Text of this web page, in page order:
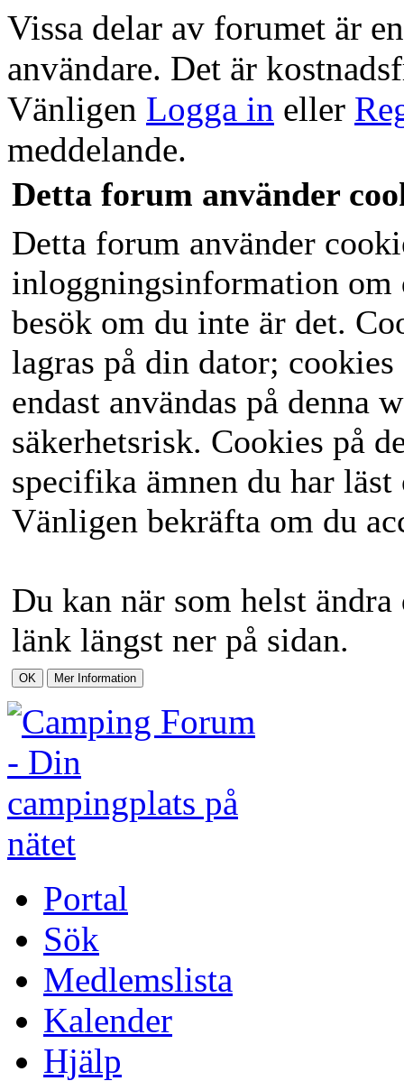
Vissa delar av forumet är
användare. Det är
Vänligen Logga in eller
meddelande.
Detta forum använder
Detta forum använder
inloggningsinformation om
besök om du inte är det.
lagras på din dator;
endast användas på denna
säkerhetsrisk. Cookies på
specifika ämnen du har läst
Vänligen bekräfta om du
Du kan när som helst
länk längst ner på sidan.
Portal
Sök
Medlemslista
Kalender
Hjälp